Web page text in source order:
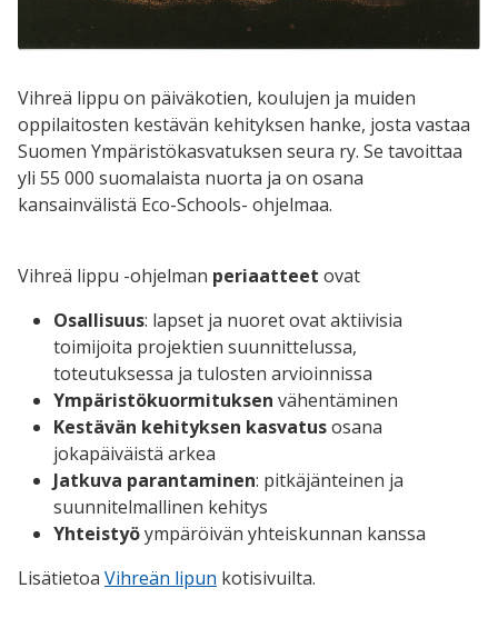
Vihreä lippu on päiväkotien, koulujen ja muiden
oppilaitosten kestävän kehityksen hanke, josta vastaa
Suomen Ympäristökasvatuksen seura ry. Se tavoittaa
yli 55 000 suomalaista nuorta ja on osana
kansainvälistä Eco-Schools- ohjelmaa.
Vihreä lippu -ohjelman periaatteet ovat
Osallisuus: lapset ja nuoret ovat aktiivisia
toimijoita projektien suunnittelussa,
toteutuksessa ja tulosten arvioinnissa
Ympäristökuormituksen vähentäminen
Kestävän kehityksen kasvatusosana
jokapäiväistä arkea
Jatkuva parantaminen: pitkäjänteinen ja
suunnitelmallinen kehitys
Yhteistyöympäröivän yhteiskunnan kanssa
Lisätietoa Vihreän lipun kotisivuilta.